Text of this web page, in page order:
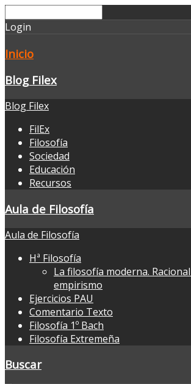
Login
Inicio
Blog Filex
Blog Filex
FilEx
Filosofía
Sociedad
Educación
Recursos
Aula de Filosofía
Aula de Filosofía
Hª Filosofía
La filosofía moderna.
empirismo
Ejercicios PAU
Comentario Texto
Filosofía 1º Bach
Filosofía Extremeña
Buscar